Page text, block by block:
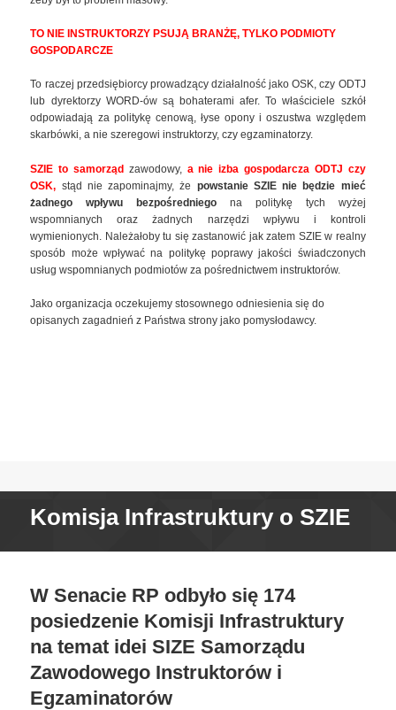
TO NIE INSTRUKTORZY PSUJĄ BRANŻĘ, TYLKO PODMIOTY
GOSPODARCZE
To raczej przedsiębiorcy prowadzący działalność jako OSK, czy ODTJ
lub dyrektorzy WORD-ów są bohaterami afer. To właściciele szkół
odpowiadają za politykę cenową, łyse opony i oszustwa względem
skarbówki, a nie szeregowi instruktorzy, czy egzaminatorzy.
SZIE to samorząd zawodowy, a nie izba gospodarcza ODTJ czy
OSK, stąd nie zapominajmy, że powstanie SZIE nie będzie mieć
żadnego wpływu bezpośredniego na politykę tych wyżej
wspomnianych oraz żadnych narzędzi wpływu i kontroli
wymienionych. Należałoby tu się zastanowić jak zatem SZIE w realny
sposób może wpływać na politykę poprawy jakości świadczonych
usług wspomnianych podmiotów za pośrednictwem instruktorów.
Jako organizacja oczekujemy stosownego odniesienia się do
opisanych zagadnień z Państwa strony jako pomysłodawcy.
Komisja Infrastruktury o SZIE
W Senacie RP odbyło się 174
posiedzenie Komisji Infrastruktury
na temat idei SIZE Samorządu
Zawodowego Instruktorów i
Egzaminatorów